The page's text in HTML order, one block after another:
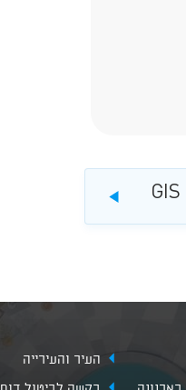
להורדה
העיר והעירייה